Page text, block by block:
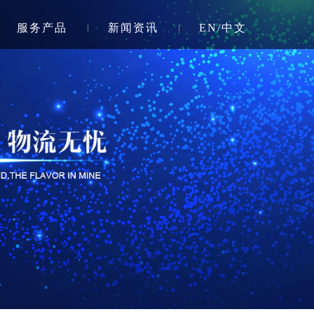
服务产品 新闻资讯 EN/中文